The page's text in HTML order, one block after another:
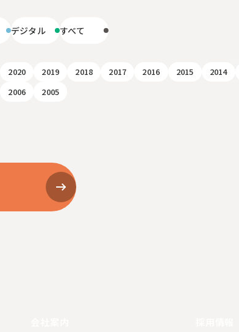
デジタル すべて
2020 2019 2018 2017 2016 2015 2014
2006 2005